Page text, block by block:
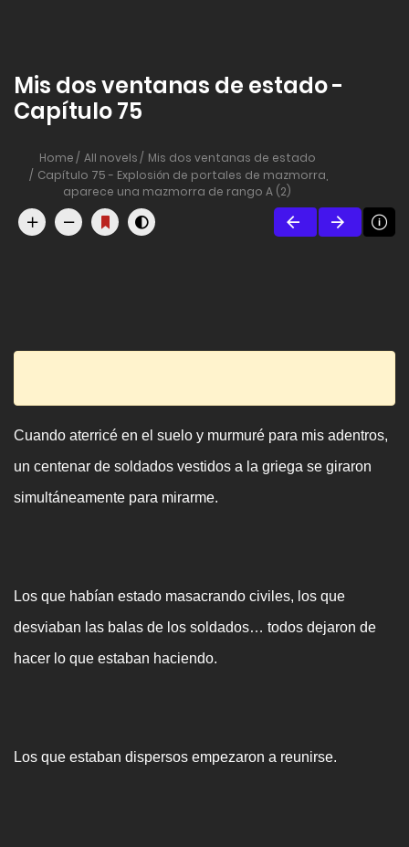
Mis dos ventanas de estado -
Capítulo 75
Home All novels
Mis dos ventanas de estado
Capítulo 75 - Explosión de portales de mazmorra,
aparece una mazmorra de rango A (2)
Cuando aterricé en el suelo y murmuré para mis adentros,
un centenar de soldados vestidos a la griega se giraron
simultáneamente para mirarme.
Los que habían estado masacrando civiles, los que
desviaban las balas de los soldados… todos dejaron de
hacer lo que estaban haciendo.
Los que estaban dispersos empezaron a reunirse.